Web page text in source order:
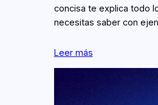
concisa te explica todo
necesitas saber con
Leer más